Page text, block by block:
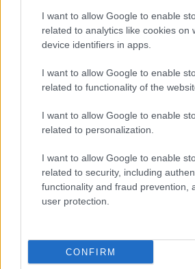
I want to allow Google to enable
related to analytics like cookies on
device identifiers in apps.
I want to allow Google to enable
related to functionality of the
I want to allow Google to enable
related to personalization.
I want to allow Google to enable
related to security, including
functionality and fraud prevention,
user protection.
CONFIRM
Főmterv Mérnöki
Látványos építési szakasz indult
A tartós nyári hőség jelentős kihívás elé
ennek ellenére folyamatosan halad az
Paks II.: Mit jelent
árnyékában?
Elkészült a Liszt